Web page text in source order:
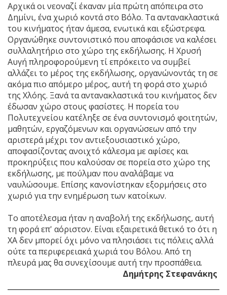
Αρχικά οι νεοναζί έκαναν μία πρώτη απόπειρα στο
Δημίνι, ένα χωριό κοντά στο Βόλο. Τα αντανακλαστικά
του κινήματος ήταν άμεσα, ενωτικά και εξώστρεφα.
Οργανώθηκε συντονιστικό που αποφάσισε να καλέσει
συλλαλητήριο στο χώρο της εκδήλωσης. Η Χρυσή
Αυγή πληροφορούμενη τί επρόκειτο να συμβεί
αλλάζει το μέρος της εκδήλωσης, οργανώνοντάς τη σε
ακόμα πιο απόμερο μέρος, αυτή τη φορά στο χωριό
της Χλόης. Ξανά τα αντανακλαστικά του κινήματος δεν
έδωσαν χώρο στους φασίστες. Η πορεία του
Πολυτεχνείου κατέληξε σε ένα συντονισμό φοιτητών,
μαθητών, εργαζόμενων και οργανώσεων από την
αριστερά μέχρι τον αντιεξουσιαστικό χώρο,
αποφασίζοντας ανοιχτό κάλεσμα με αφίσες και
προκηρύξεις που καλούσαν σε πορεία στο χώρο της
εκδήλωσης, με πούλμαν που αναλάβαμε να
ναυλώσουμε. Επίσης κανονίστηκαν εξορμήσεις στο
χωριό για την ενημέρωση των κατοίκων.
Το αποτέλεσμα ήταν η αναβολή της εκδήλωσης, αυτή
τη φορά επ' αόριστον. Είναι εξαιρετικά θετικό το ότι η
ΧΑ δεν μπορεί όχι μόνο να πλησιάσει τις πόλεις αλλά
ούτε τα περιφερειακά χωριά του Βόλου. Από τη
πλευρά μας θα συνεχίσουμε αυτή την προσπάθεια.
Δημήτρης Στεφανάκης